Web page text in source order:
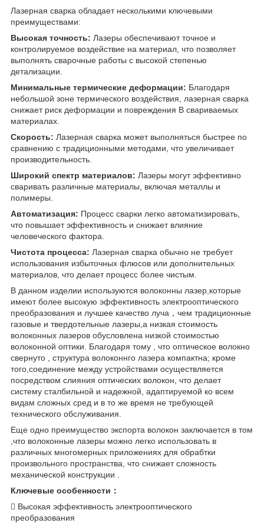
Лазерная сварка обладает несколькими ключевыми
преимуществами:
Высокая точность: Лазеры обеспечивают точное и
контролируемое воздействие на материал, что позволяет
выполнять сварочные работы с высокой степенью
детализации.
Минимальные термические деформации: Благодаря
небольшой зоне термического воздействия, лазерная сварка
снижает риск деформации и повреждения В свариваемых
материалах.
Скорость: Лазерная сварка может выполняться быстрее по
сравнению с традиционными методами, что увеличивает
производительность.
Широкий спектр материалов: Лазеры могут эффективно
сваривать различные материалы, включая металлы и
полимеры.
Автоматизация: Процесс сварки легко автоматизировать,
что повышает эффективность и снижает влияние
человеческого фактора.
Чистота процесса: Лазерная сварка обычно не требует
использования избыточных флюсов или дополнительных
материалов, что делает процесс более чистым.
В данном изделии используются волоконны лазер,которые
имеют более высокую эффективность электрооптического
преобразования и лучшее качество луча，чем традиционные
газовые и твердотельные лазеры,а низкая стоимость
волоконных лазеров обусловлена низкой стоимостью
волоконной оптики. Благодаря тому , что оптическое волокно
свернуто , структура волоконнго лазера компактна; кроме
того,соединение между устройствами осуществляется
посредством слияния оптических волокон, что делает
систему сталбильной и надежной, адаптируемой ко всем
видам сложных сред и в то же время не требующей
технического обслуживания.
Еще одно преимущество экспорта волокон заключается в том
,что волоконные лазеры можно легко использовать в
различных многомерных приложениях для обрабтки
произвольного пространства, что снижает сложность
механической конструкции .
Ключевые особенности：
 Высокая эффективность электрооптического
преобразования